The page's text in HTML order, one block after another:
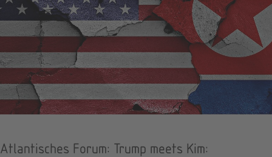
Atlantisches Forum: Trump meets Kim: